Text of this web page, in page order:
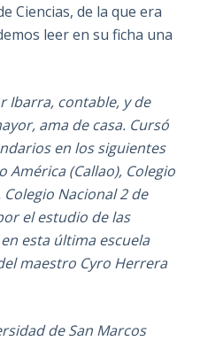
Ciencias, de la que era
leer en su ficha una
Ibarra, contable, y de
ama de casa. Cursó
en los siguientes
América (Callao), Colegio
Nacional 2 de
el estudio de las
esta última escuela
maestro Cyro Herrera
de San Marcos